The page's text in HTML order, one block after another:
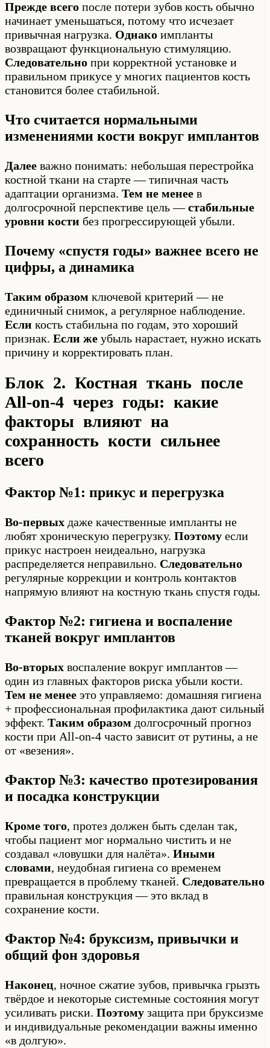
Прежде всего после потери зубов кость обычно
начинает уменьшаться, потому что исчезает
привычная нагрузка. Однако импланты
возвращают функциональную стимуляцию.
Следовательно при корректной установке и
правильном прикусе у многих пациентов кость
становится более стабильной.
Что считается нормальными
изменениями кости вокруг имплантов
Далее важно понимать: небольшая перестройка
костной ткани на старте — типичная часть
адаптации организма. Тем не менее в
долгосрочной перспективе цель —стабильные
уровни кости без прогрессирующей убыли.
Почему «спустя годы» важнее всего не
цифры, а динамика
Таким образом ключевой критерий — не
единичный снимок, а регулярное наблюдение.
Если кость стабильна по годам, это хороший
признак. Если же убыль нарастает, нужно искать
причину и корректировать план.
Блок 2. Костная ткань после
All-on-4 через годы: какие
факторы влияют на
сохранность кости сильнее
всего
Фактор №1: прикус и перегрузка
Во-первых даже качественные импланты не
любят хроническую перегрузку. Поэтому если
прикус настроен неидеально, нагрузка
распределяется неправильно. Следовательно
регулярные коррекции и контроль контактов
напрямую влияют на костную ткань спустя годы.
Фактор №2: гигиена и воспаление
тканей вокруг имплантов
Во-вторых воспаление вокруг имплантов —
один из главных факторов риска убыли кости.
Тем не менее это управляемо: домашняя гигиена
+ профессиональная профилактика дают сильный
эффект. Таким образом долгосрочный прогноз
кости при All-on-4 часто зависит от рутины, а не
от «везения».
Фактор №3: качество протезирования
и посадка конструкции
Кроме того, протез должен быть сделан так,
чтобы пациент мог нормально чистить и не
создавал «ловушки для налёта». Иными
словами, неудобная гигиена со временем
превращается в проблему тканей. Следовательно
правильная конструкция — это вклад в
сохранение кости.
Фактор №4: бруксизм, привычки и
общий фон здоровья
Наконец, ночное сжатие зубов, привычка грызть
твёрдое и некоторые системные состояния могут
усиливать риски. Поэтому защита при бруксизме
и индивидуальные рекомендации важны именно
«в долгую».